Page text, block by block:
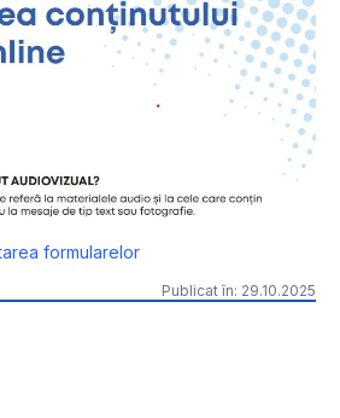
formularelor
Publicat în: 29.10.2025